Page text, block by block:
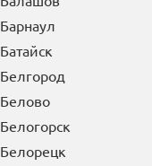
Барнаул
Батайск
Белгород
Белово
Белогорск
Белорецк